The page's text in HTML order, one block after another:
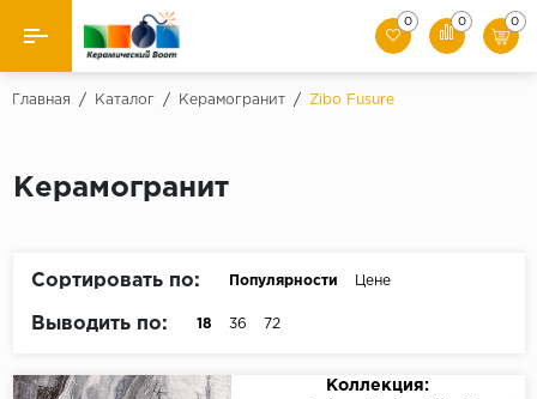
Назад
Керамическая плитка
0 0 0
Главная / Каталог / Керамогранит / Zibo Fusure
Керамогранит
Сортировать по: Популярности Цене
Выводить по: 18 36 72
Коллекция: